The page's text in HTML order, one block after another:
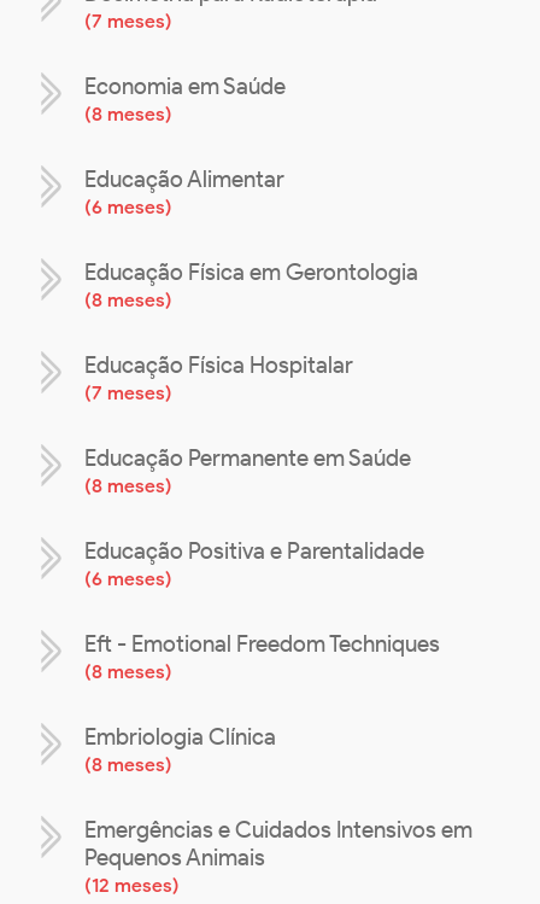
(7 meses)
Economia em Saúde
(8 meses)
Educação Alimentar
(6 meses)
Educação Física em Gerontologia
(8 meses)
Educação Física Hospitalar
(7 meses)
Educação Permanente em Saúde
(8 meses)
Educação Positiva e Parentalidade
(6 meses)
Eft - Emotional Freedom Techniques
(8 meses)
Embriologia Clínica
(8 meses)
Emergências e Cuidados Intensivos em
Pequenos Animais
(12 meses)